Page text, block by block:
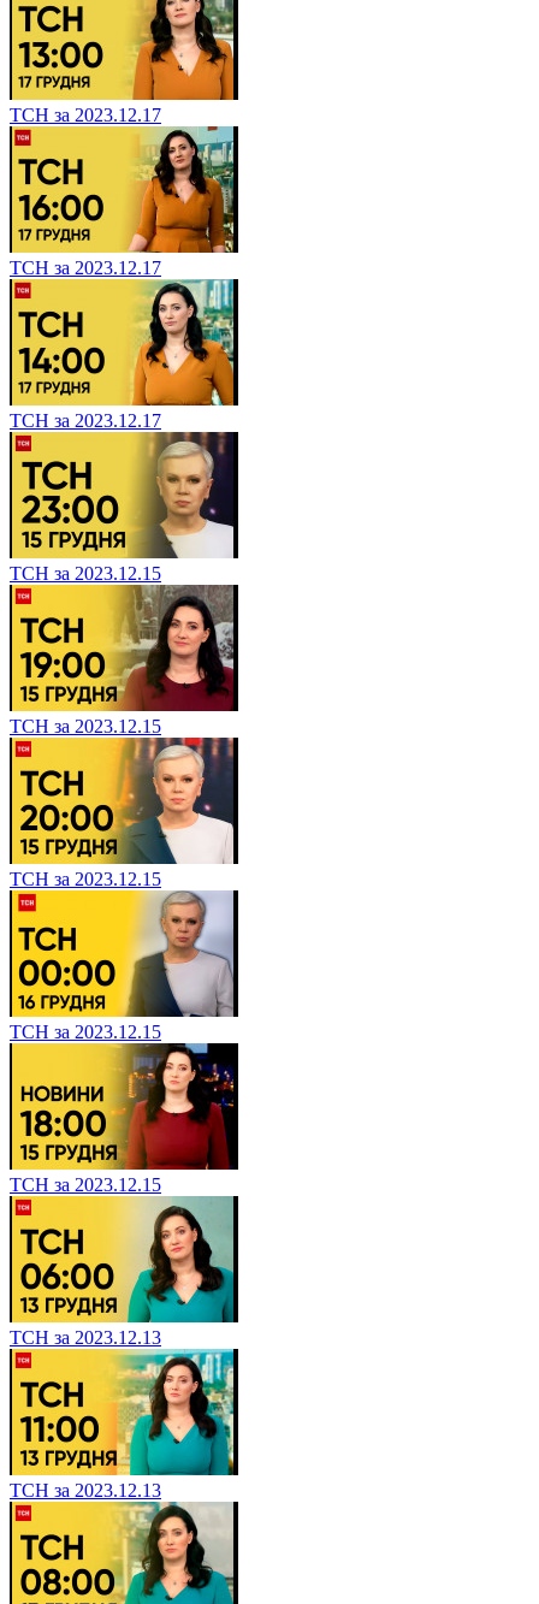
ТСН за 2023.12.17
ТСН за 2023.12.17
ТСН за 2023.12.17
ТСН за 2023.12.15
ТСН за 2023.12.15
ТСН за 2023.12.15
ТСН за 2023.12.15
ТСН за 2023.12.15
ТСН за 2023.12.13
ТСН за 2023.12.13